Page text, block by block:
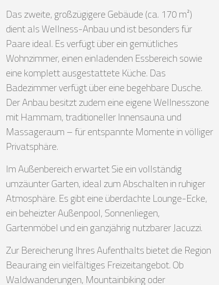
Das zweite, großzügigere Gebäude (ca. 170 m²)
dient als Wellness-Anbau und ist besonders für
Paare ideal. Es verfügt über ein gemütliches
Wohnzimmer, einen einladenden Essbereich sowie
eine komplett ausgestattete Küche. Das
Badezimmer verfügt über eine begehbare Dusche.
Der Anbau besitzt zudem eine eigene Wellnesszone
mit Hammam, traditioneller Innensauna und
Massageraum – für entspannte Momente in völliger
Privatsphäre.
Im Außenbereich erwartet Sie ein vollständig
umzäunter Garten, ideal zum Abschalten in ruhiger
Atmosphäre. Es gibt eine überdachte Lounge-Ecke,
ein beheizter Außenpool, Sonnenliegen,
Gartenmöbel und ein ganzjährig nutzbarer Jacuzzi.
Zur Bereicherung Ihres Aufenthalts bietet die Region
Beauraing ein vielfältiges Freizeitangebot. Ob
Waldwanderungen, Mountainbiking oder